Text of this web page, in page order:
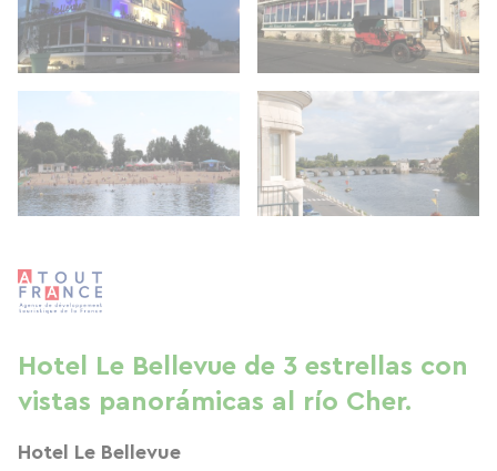
Hotel Le Bellevue de 3 estrellas con
vistas panorámicas al río Cher.
Hotel Le Bellevue